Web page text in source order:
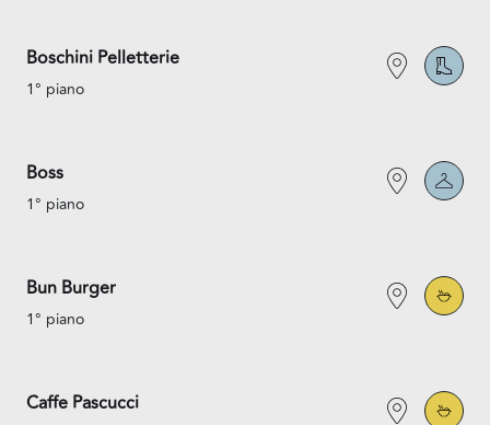
Boschini Pelletterie
1° piano
Boss
1° piano
Bun Burger
1° piano
Caffe Pascucci